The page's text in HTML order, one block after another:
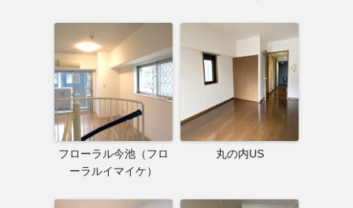
フローラル今池（フロ
ーラルイマイケ）
丸の内US